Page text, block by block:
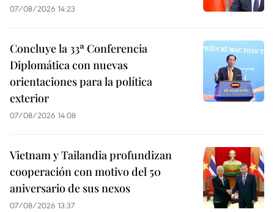
07/08/2026 14:23
Concluye la 33ª Conferencia
Diplomática con nuevas
orientaciones para la política
exterior
07/08/2026 14:08
Vietnam y Tailandia profundizan
cooperación con motivo del 50
aniversario de sus nexos
07/08/2026 13:37